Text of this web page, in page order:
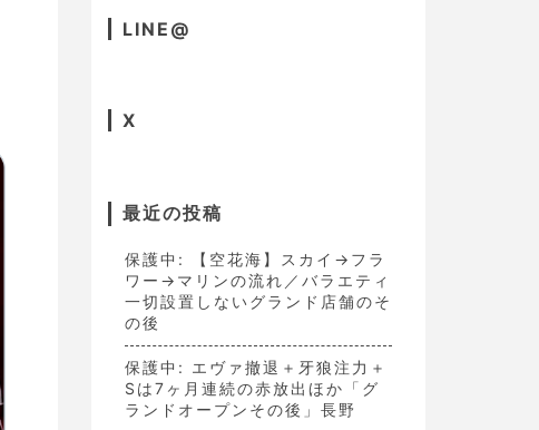
LINE@
X
最近の投稿
保護中: 【空花海】スカイ→フラ
ワー→マリンの流れ／バラエティ
一切設置しないグランド店舗のそ
の後
保護中: エヴァ撤退＋牙狼注力＋
Sは7ヶ月連続の赤放出ほか「グ
ランドオープンその後」長野